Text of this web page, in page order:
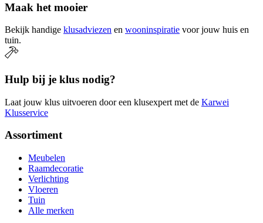
Maak het mooier
Bekijk handige klusadviezen en wooninspiratie voor jouw huis en
tuin.
Hulp bij je klus nodig?
Laat jouw klus uitvoeren door een klusexpert met de Karwei
Klusservice
Assortiment
Meubelen
Raamdecoratie
Verlichting
Vloeren
Tuin
Alle merken